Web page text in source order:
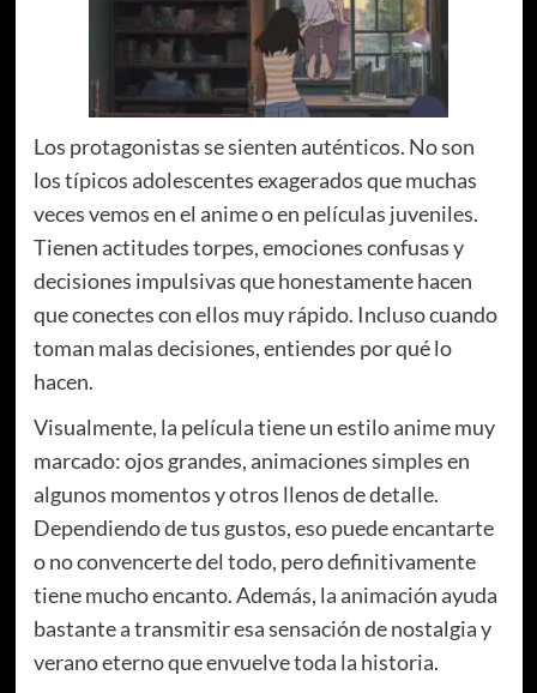
Los protagonistas se sienten auténticos. No son
los típicos adolescentes exagerados que muchas
veces vemos en el anime o en películas juveniles.
Tienen actitudes torpes, emociones confusas y
decisiones impulsivas que honestamente hacen
que conectes con ellos muy rápido. Incluso cuando
toman malas decisiones, entiendes por qué lo
hacen.
Visualmente, la película tiene un estilo anime muy
marcado: ojos grandes, animaciones simples en
algunos momentos y otros llenos de detalle.
Dependiendo de tus gustos, eso puede encantarte
o no convencerte del todo, pero definitivamente
tiene mucho encanto. Además, la animación ayuda
bastante a transmitir esa sensación de nostalgia y
verano eterno que envuelve toda la historia.